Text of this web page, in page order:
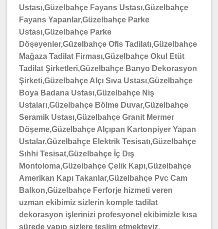
Ustası,Güzelbahçe Fayans Ustası,Güzelbahçe
Fayans Yapanlar,Güzelbahçe Parke
Ustası,Güzelbahçe Parke
Döşeyenler,Güzelbahçe Ofis Tadilatı,Güzelbahçe
Mağaza Tadilat Firması,Güzelbahçe Okul Etüt
Tadilat Şirketleri,Güzelbahçe Banyo Dekorasyon
Şirketi,Güzelbahçe Alçı Sıva Ustası,Güzelbahçe
Boya Badana Ustası,Güzelbahçe Niş
Ustaları,Güzelbahçe Bölme Duvar,Güzelbahçe
Seramik Ustası,Güzelbahçe Granit Mermer
Döşeme,Güzelbahçe Alçıpan Kartonpiyer Yapan
Ustalar,Güzelbahçe Elektrik Tesisatı,Güzelbahçe
Sıhhi Tesisat,Güzelbahçe İç Dış
Montoloma,Güzelbahçe Çelik Kapı,Güzelbahçe
Amerikan Kapı Takanlar,Güzelbahçe Pvc Cam
Balkon,Güzelbahçe Ferforje hizmeti veren
uzman ekibimiz sizlerin komple tadilat
dekorasyon işlerinizi profesyonel ekibimizle kısa
sürede yapıp sizlere teslim etmekteyiz.